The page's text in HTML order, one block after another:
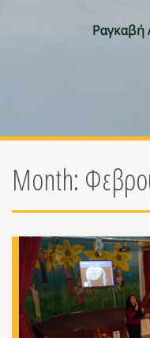
Ραγκαβή
Month: